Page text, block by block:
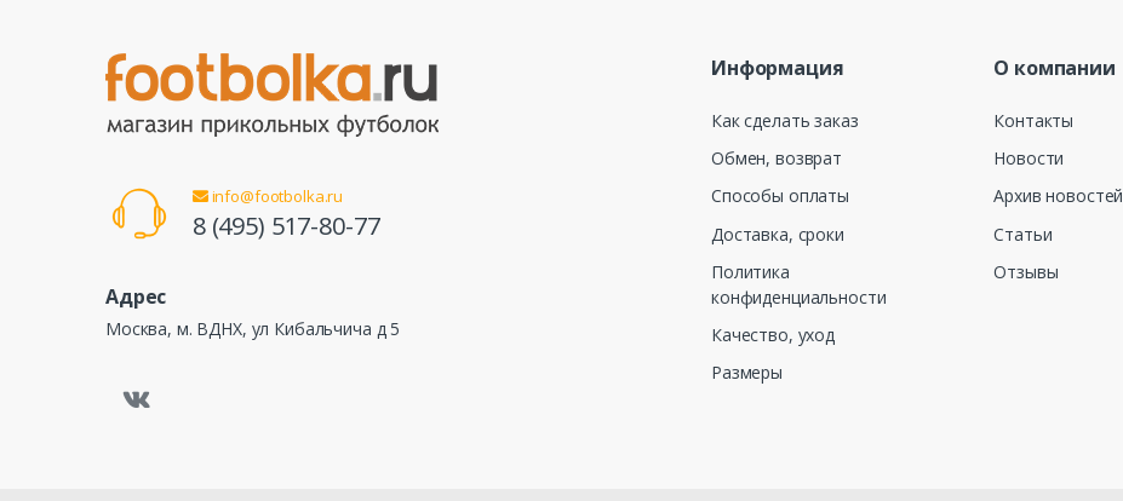
info@footbolka.ru
8 (495) 517-80-77
Адрес
Москва, м. ВДНХ, ул Кибальчича д 5
Информация
Как сделать заказ
Обмен, возврат
Способы оплаты
Доставка, сроки
Политика
конфиденциальности
Качество, уход
Размеры
О компании
Контакты
Новости
Архив новостей
Статьи
Отзывы